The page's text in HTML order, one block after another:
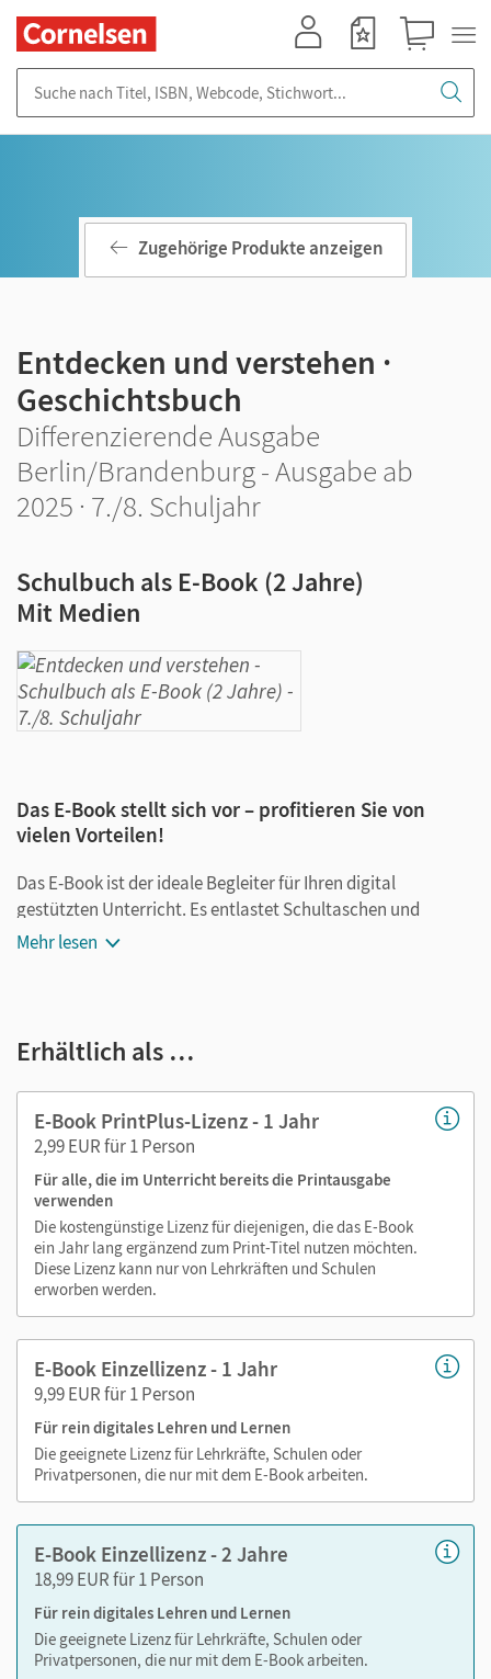
Zugehörige Produkte anzeigen
Entdecken und verstehen ·
Geschichtsbuch
Differenzierende Ausgabe
Berlin/Brandenburg - Ausgabe ab
2025 · 7./8. Schuljahr
Schulbuch als E-Book (2 Jahre)
Mit Medien
Das E-Book stellt sich vor – profitieren Sie von
vielen Vorteilen!
Das E-Book ist der ideale Begleiter für Ihren digital
gestützten Unterricht. Es entlastet Schultaschen und
Rucksäcke und ist jederzeit unkompliziert verfügbar.
Notizen erstellen
Markierungen setzen
Text ergänzen
Lesezeichen hinzufügen
im Text suchen
zoomen
Die Medien sind wichtige Bestandteile dieses E-Books. Sie
sind seitengenau platziert, damit Sie und Ihre Schüler/-innen
jederzeit unkompliziert darauf zugreifen können. So
gestalten Sie das Lehren und Lernen zeitsparend und
abwechslungsreich. Kein Medienwechsel! Kein
zeitaufwendiges Suchen!
Medien in diesem E-Book:
Erklärvideos: Kartenanimationen, "Sprechende
Bilder" (Erläuterungen historischer Gemälde und
Illustrationen)
Audios: Hörspiele, alle Darstellungstexte als
Audiodatei zum Anhören
Interaktive Übungen zur Sprachförderung und
Selbstüberprüfung
Mehr lesen
Erhältlich als …
E-Book PrintPlus-Lizenz - 1 Jahr
2,99 EUR für 1 Person
Für alle, die im Unterricht bereits die Printausgabe
verwenden
Die kostengünstige Lizenz für diejenigen, die das E-Book
ein Jahr lang ergänzend zum Print-Titel nutzen möchten.
Diese Lizenz kann nur von Lehrkräften und Schulen
erworben werden.
E-Book Einzellizenz - 1 Jahr
9,99 EUR für 1 Person
Für rein digitales Lehren und Lernen
Die geeignete Lizenz für Lehrkräfte, Schulen oder
Privatpersonen, die nur mit dem E-Book arbeiten.
E-Book Einzellizenz - 2 Jahre
18,99 EUR für 1 Person
Für rein digitales Lehren und Lernen
Die geeignete Lizenz für Lehrkräfte, Schulen oder
Privatpersonen, die nur mit dem E-Book arbeiten.